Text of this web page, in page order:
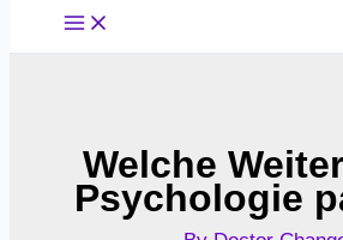
Welche
Psychologie